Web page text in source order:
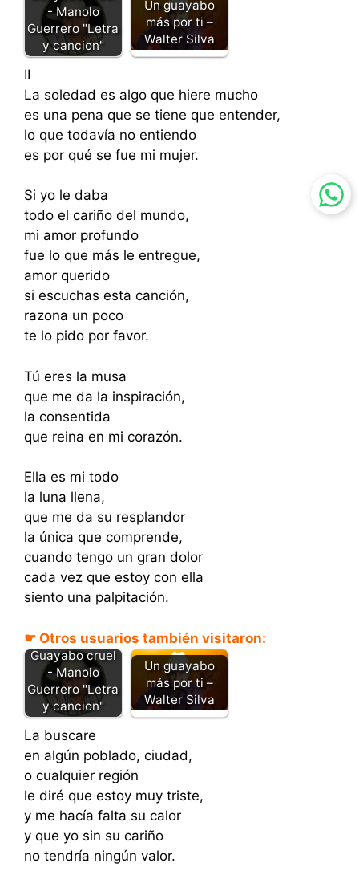
- Manolo
Guerrero "Letra
y cancion"
Un guayabo
más por ti –
Walter Silva
II
La soledad es algo que hiere mucho
es una pena que se tiene que entender,
lo que todavía no entiendo
es por qué se fue mi mujer.
Si yo le daba
todo el cariño del mundo,
mi amor profundo
fue lo que más le entregue,
amor querido
si escuchas esta canción,
razona un poco
te lo pido por favor.
Tú eres la musa
que me da la inspiración,
la consentida
que reina en mi corazón.
Ella es mi todo
la luna llena,
que me da su resplandor
la única que comprende,
cuando tengo un gran dolor
cada vez que estoy con ella
siento una palpitación.
☛ Otros usuarios también visitaron:
Guayabo cruel
- Manolo
Guerrero "Letra
y cancion"
Un guayabo
más por ti –
Walter Silva
La buscare
en algún poblado, ciudad,
o cualquier región
le diré que estoy muy triste,
y me hacía falta su calor
y que yo sin su cariño
no tendría ningún valor.